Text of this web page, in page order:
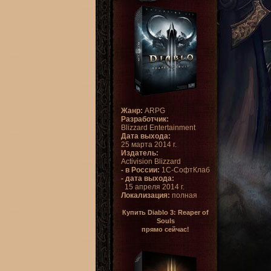
Жанр: ARPG
Разработчик:
Blizzard Entertainment
Дата выхода:
25 марта 2014 г.
Издатель:
Activision Blizzard
- в России: 1С-СофтКлаб
- дата выхода:
15 апреля 2014 г.
Локализация: полная
Купить Diablo 3: Reaper of
Souls
прямо сейчас!